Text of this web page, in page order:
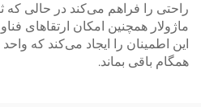
راحتی را فراهم می‌کند در حالی
ماژولار همچنین امکان ارتقاهای
این اطمینان را ایجاد می‌کند که
همگام باقی بماند.